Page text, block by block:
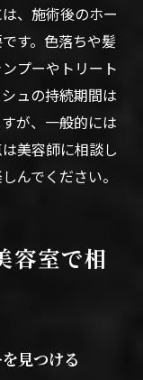
、施術後のホー
す。色落ちや髪
プーやトリート
ュの持続期間は
が、一般的には
美容師に相談し
んでください。
容室で相
見つける